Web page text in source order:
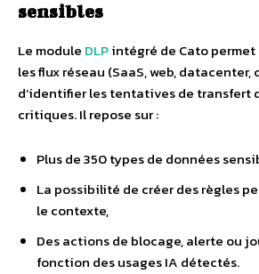
sensibles
Le module DLPintégré de Cato
les flux réseau (SaaS, web, datacenter,
d’identifier les tentatives de transfert
critiques. Il repose sur :
Plus de 350 types de données
La possibilité de créer des règles
le contexte,
Des actions de blocage, alerte ou
fonction des usages IA détectés.